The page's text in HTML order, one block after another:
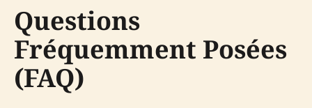
Questions
Fréquemment Posées
(FAQ)